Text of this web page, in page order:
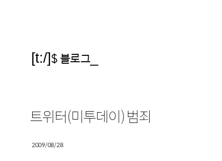
[t:/]$ 블로그
트위터(미투데이) 범죄
2009/08/28